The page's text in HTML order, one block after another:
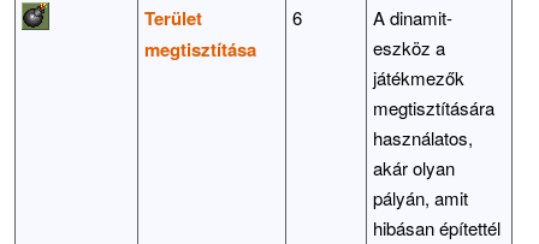
Terület
megtisztítása
6
A dinamit-
eszköz a
játékmezők
megtisztítására
használatos,
akár olyan
pályán, amit
hibásan építettél